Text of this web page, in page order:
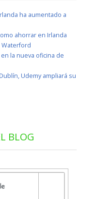
ha aumentado a
ahorrar en Irlanda
Waterford
la nueva oficina de
Udemy ampliará su
BLOG